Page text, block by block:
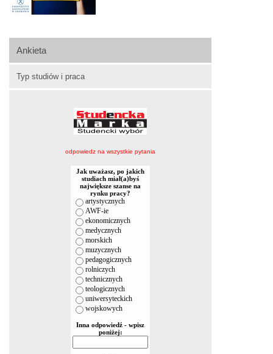
Ankieta
Typ studiów i praca
odpowiedz na wszystkie pytania